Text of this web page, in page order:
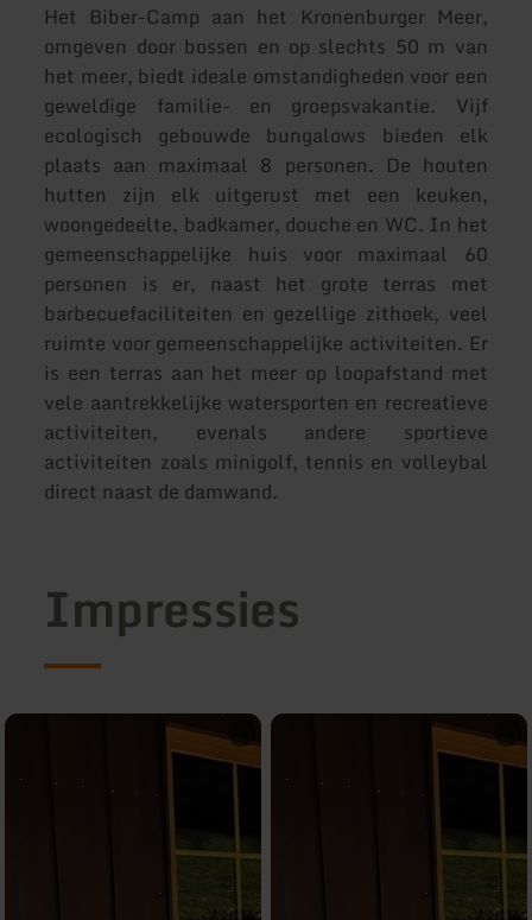
Het Biber-Camp aan het Kronenburger Meer,
omgeven door bossen en op slechts 50 m van
het meer, biedt ideale omstandigheden voor een
geweldige familie- en groepsvakantie. Vijf
ecologisch gebouwde bungalows bieden elk
plaats aan maximaal 8 personen. De houten
hutten zijn elk uitgerust met een keuken,
woongedeelte, badkamer, douche en WC. In het
gemeenschappelijke huis voor maximaal 60
personen is er, naast het grote terras met
barbecuefaciliteiten en gezellige zithoek, veel
ruimte voor gemeenschappelijke activiteiten. Er
is een terras aan het meer op loopafstand met
vele aantrekkelijke watersporten en recreatieve
activiteiten, evenals andere sportieve
activiteiten zoals minigolf, tennis en volleybal
direct naast de damwand.
Impressies